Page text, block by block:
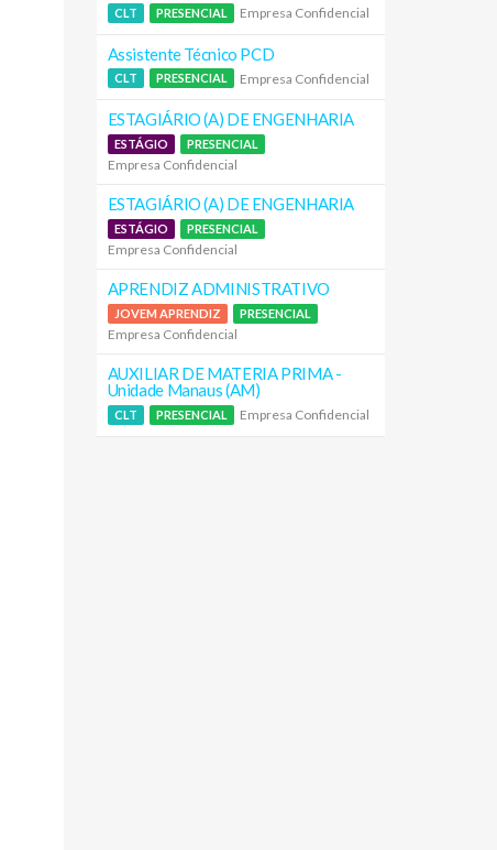
CLT PRESENCIAL Empresa Confidencial
Assistente Técnico PCD
CLT PRESENCIAL Empresa Confidencial
ESTAGIÁRIO (A) DE ENGENHARIA
ESTÁGIO PRESENCIAL
Empresa Confidencial
ESTAGIÁRIO (A) DE ENGENHARIA
ESTÁGIO PRESENCIAL
Empresa Confidencial
APRENDIZ ADMINISTRATIVO
JOVEM APRENDIZ PRESENCIAL
Empresa Confidencial
AUXILIAR DE MATERIA PRIMA -
Unidade Manaus (AM)
CLT PRESENCIAL Empresa Confidencial